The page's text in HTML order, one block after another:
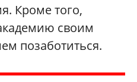
Кроме того,
своим
позаботиться.